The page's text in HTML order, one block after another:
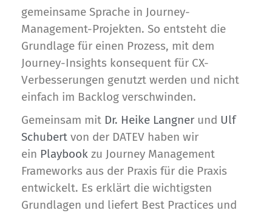
gemeinsame Sprache in Journey-
Management-Projekten. So entsteht die
Grundlage für einen Prozess, mit dem
Journey-Insights konsequent für CX-
Verbesserungen genutzt werden und nicht
einfach im Backlog verschwinden.
Gemeinsam mit Dr. Heike Langner und Ulf
Schubert von der DATEV haben wir
ein Playbook zu Journey Management
Frameworks aus der Praxis für die Praxis
entwickelt. Es erklärt die wichtigsten
Grundlagen und liefert Best Practices und